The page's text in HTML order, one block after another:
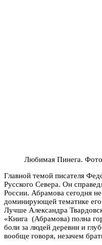
Любимая Пинега.
Главной темой писателя
Русского Севера. Он
России. Абрамова сегодня
доминирующей тематике
Лучше Александра
«Книга (Абрамова) полна
боли за людей деревни и
вообще говоря, незачем